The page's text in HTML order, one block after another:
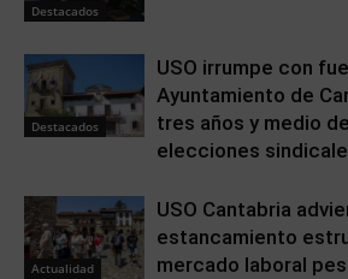
Destacados
Destacados
USO irrumpe con
Ayuntamiento de
tres años y medio
elecciones
Actualidad
USO Cantabria
estancamiento
mercado laboral